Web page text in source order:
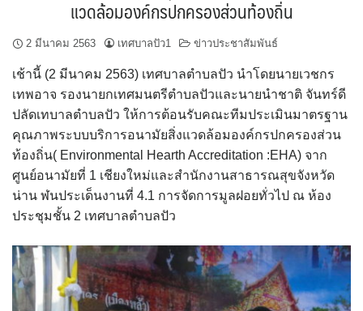
กองคลัง
กองช่าง
กองยุทธศาสตร์และงบประมาณ
กองสาธารณสุขฯ
การเปิดเผยข้อมูลข่าวสารปี 2566 integrity transparency
assessment ITA2023
ข้อกำหนดการใช้งาน
ข้อมูลประชากร
แวดล้อมองค์กรปกครองส่วนท้องถิ่น
2 มีนาคม 2563 เทศบาลปัว1 ข่าวประชาสัมพันธ์
เช้านี้ (2 มีนาคม 2563) เทศบาลตำบลปัว นำโดยนายเวชกร
เทพอาจ รองนายกเทศมนตรีตำบลปัวและนายนำชาติ จันทร์ดี
ปลัดเทบาลตำบลปัว ให้การต้อนรับคณะทีมประเมินมาตรฐาน
คุณภาพระบบบริการอนามัยสิ่งแวดล้อมองค์กรปกครองส่วน
ท้องถิ่น( Environmental Hearth Accreditation :EHA) จาก
ศูนย์อนามัยที่ 1 เชียงใหม่และสำนักงานสาธารณสุขจังหวัด
น่าน ฬนประเด็นงานที่ 4.1 การจัดการมูลฝอยทั่วไป ณ ห้อง
ประชุมชั้น 2 เทศบาลตำบลปัว